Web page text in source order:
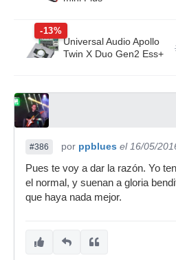
-13%
Universal Audio Apollo
Twin X Duo Gen2 Ess+
#386 por ppblues el 16/05/
Pues te voy a dar la razón. Yo
el normal, y suenan a gloria
que haya nada mejor.